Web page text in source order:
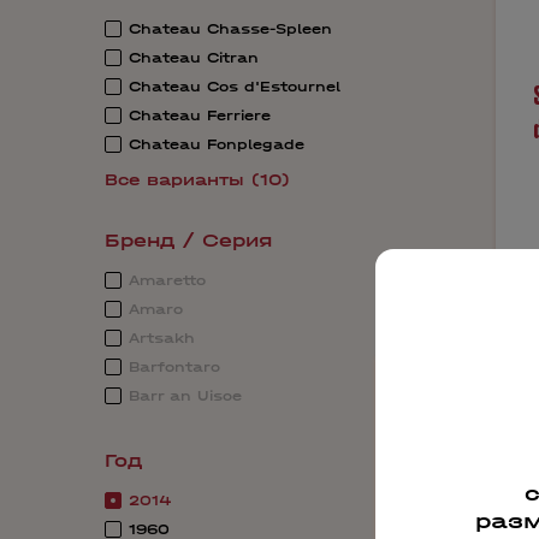
Chateau Chasse-Spleen
Chateau Citran
Chateau Cos d'Estournel
Chateau Ferriere
Chateau Fonplegade
Все варианты (10)
Бренд / Серия
Amaretto
Amaro
Artsakh
Barfontarc
Barr an Uisce
Год
2014
1960